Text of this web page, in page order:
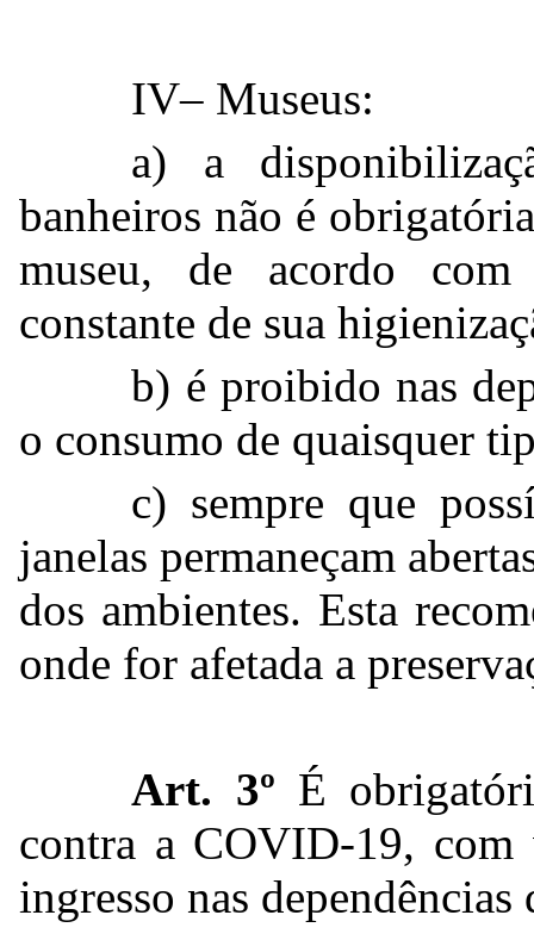
IV– Museus:
a) a
banheiros não é
museu, de acordo com
constante de sua
b) é proibido nas
o consumo de quaisquer
c) sempre que
janelas permaneçam
dos ambientes. Esta
onde for afetada a
Art. 3º É
contra a COVID-19, com
ingresso nas dependências